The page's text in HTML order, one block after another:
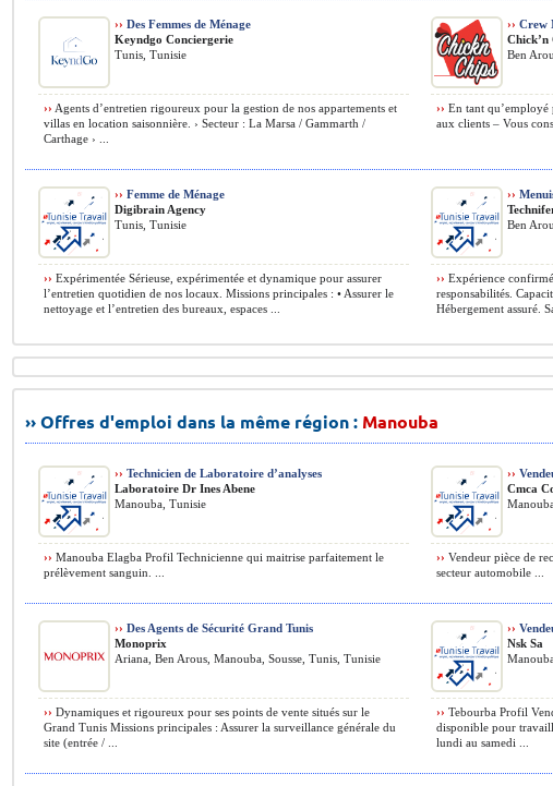
›› Des Femmes de Ménage
Keyndgo Conciergerie
Tunis, Tunisie
›› Agents d’entretien rigoureux pour la gestion de nos appartements et
villas en location saisonnière. › Secteur : La Marsa / Gammarth /
Carthage › ...
›› Crew
Chick’n
Ben
›› En tant qu’employé
aux clients – Vous
›› Femme de Ménage
Digibrain Agency
Tunis, Tunisie
›› Expérimentée Sérieuse, expérimentée et dynamique pour assurer
l’entretien quotidien de nos locaux. Missions principales : • Assurer le
nettoyage et l’entretien des bureaux, espaces ...
››
Ben
›› Expérience
responsabilités.
Hébergement assuré.
›› Offres d'emploi dans la même région : Manouba
›› Technicien de Laboratoire d’analyses
Laboratoire Dr Ines Abene
Manouba, Tunisie
›› Manouba Elagba Profil Technicienne qui maitrise parfaitement le
prélèvement sanguin. ...
››
Cmca
›› Vendeur pièce de
secteur automobile ...
›› Des Agents de Sécurité Grand Tunis
Monoprix
Ariana, Ben Arous, Manouba, Sousse, Tunis, Tunisie
›› Dynamiques et rigoureux pour ses points de vente situés sur le
Grand Tunis Missions principales : Assurer la surveillance générale du
site (entrée / ...
››
Nsk Sa
›› Tebourba Profil
disponible pour
lundi au samedi ...